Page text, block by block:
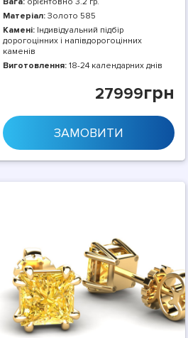
Матеріал: Золото 585
Камені: Індивідуальний підбір
дорогоцінних і напівдорогоцінних
каменів
Виготовлення: 18-24 календарних днів
27999грн
ЗАМОВИТИ